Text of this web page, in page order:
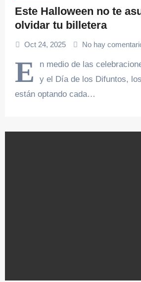
Este Halloween no te
olvidar tu billetera
Oct 24, 2025 No hay
E
n medio de las
y el Día de los Difuntos,
están optando cada…